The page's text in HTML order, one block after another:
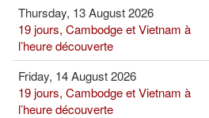
Thursday, 13 August 2026
19 jours, Cambodge et Vietnam à
l’heure découverte
Friday, 14 August 2026
19 jours, Cambodge et Vietnam à
l’heure découverte